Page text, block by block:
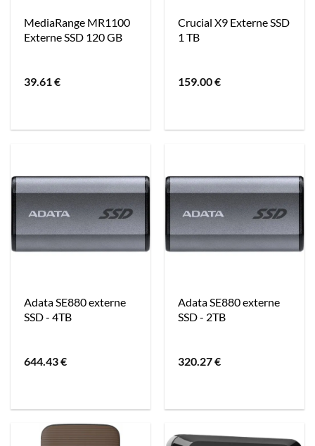
MediaRange MR1100
Externe SSD 120 GB
39.61€
Crucial X9 Externe SSD
1 TB
159.00€
Adata SE880 externe
SSD - 4TB
644.43€
Adata SE880 externe
SSD - 2TB
320.27€